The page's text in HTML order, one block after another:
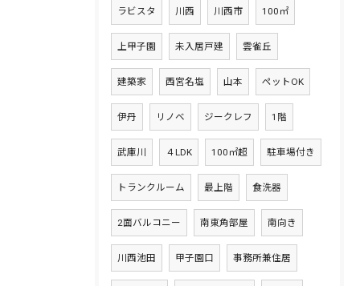
ラビスタ 川西 川西市 100㎡
上甲子園 未入居戸建 雲雀丘
建築家 西宮名塩 山本 ペットOK
伊丹 リノベ ジークレフ 1階
武庫川 ４LDK 100㎡超 駐車場付き
トランクルーム 最上階 食洗器
2面バルコニー 南東角部屋 南向き
川西池田 甲子園口 事務所兼住居